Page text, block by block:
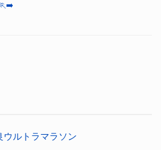
ウルトラマラソン